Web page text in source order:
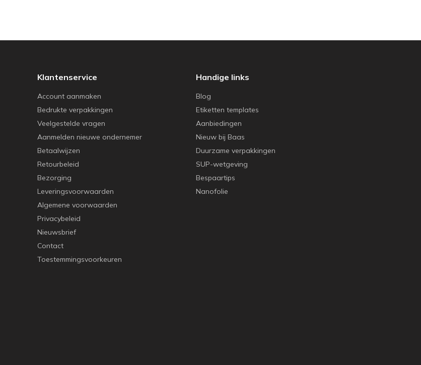
Klantenservice
Account aanmaken
Bedrukte verpakkingen
Veelgestelde vragen
Aanmelden nieuwe ondernemer
Betaalwijzen
Retourbeleid
Bezorging
Leveringsvoorwaarden
Algemene voorwaarden
Privacybeleid
Nieuwsbrief
Contact
Toestemmingsvoorkeuren
Handige links
Blog
Etiketten templates
Aanbiedingen
Nieuw bij Baas
Duurzame verpakkingen
SUP-wetgeving
Bespaartips
Nanofolie